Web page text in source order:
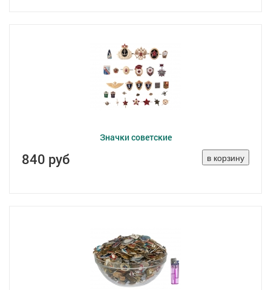
Значки советские
840 руб